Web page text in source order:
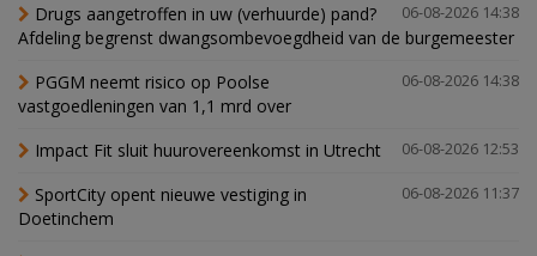
06-08-2026 14:38
Drugs aangetroffen in uw (verhuurde) pand?
Afdeling begrenst dwangsombevoegdheid van de burgemeester
06-08-2026 14:38
PGGM neemt risico op Poolse
vastgoedleningen van 1,1 mrd over
06-08-2026 12:53
Impact Fit sluit huurovereenkomst in Utrecht
06-08-2026 11:37
SportCity opent nieuwe vestiging in
Doetinchem